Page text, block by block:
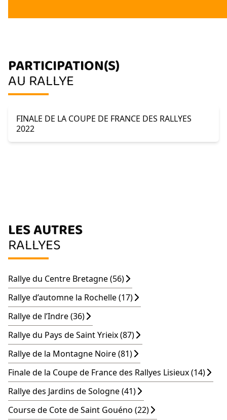
PARTICIPATION(S)
AU RALLYE
FINALE DE LA COUPE DE FRANCE DES RALLYES
2022
LES AUTRES
RALLYES
Rallye du Centre Bretagne (56)
Rallye d’automne la Rochelle (17)
Rallye de l’Indre (36)
Rallye du Pays de Saint Yrieix (87)
Rallye de la Montagne Noire (81)
Finale de la Coupe de France des Rallyes Lisieux (14)
Rallye des Jardins de Sologne (41)
Course de Cote de Saint Gouéno (22)